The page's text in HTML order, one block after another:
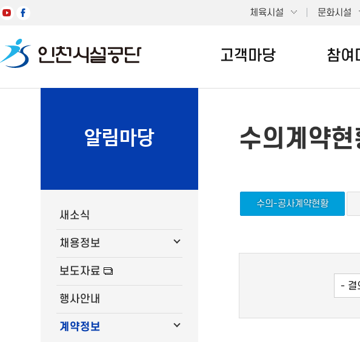
체육시설 문화시설
고객마당 참여
알림마당
새소식
채용정보
보도자료
행사안내
계약정보
수의계약현
수의-공사계약현황